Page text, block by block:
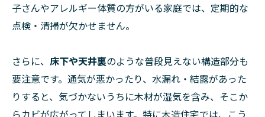
子さんやアレルギー体質の方がいる家庭では、定期的な
点検・清掃が欠かせません。
さらに、 床下や天井裏のような普段見えない構造部分も
要注意です。通気が悪かったり、水漏れ・結露があった
りすると、気づかないうちに木材が湿気を含み、そこか
らカビが広がってしまいます。特に木造住宅では、こう